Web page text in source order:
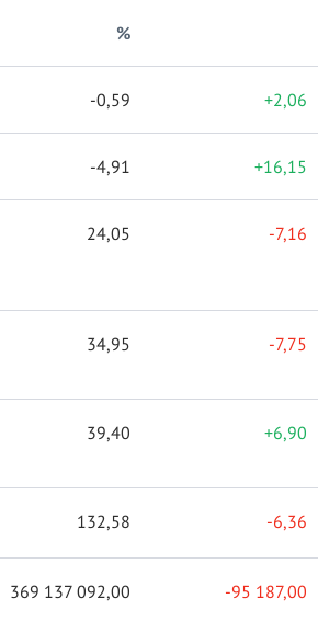
%
-0,59 +2,06
-4,91 +16,15
24,05 -7,16
34,95 -7,75
39,40 +6,90
132,58 -6,36
369 137 092,00 -95 187,00